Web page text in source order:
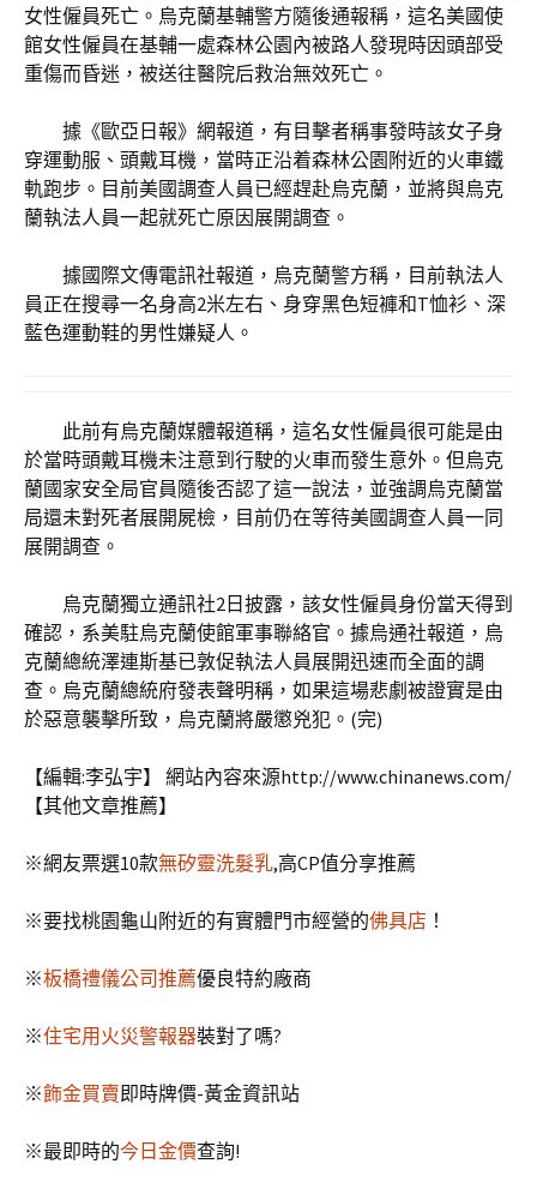
女性僱員死亡。烏克蘭基輔警方隨後通報稱，這名美國使
館女性僱員在基輔一處森林公園內被路人發現時因頭部受
重傷而昏迷，被送往醫院后救治無效死亡。
據《歐亞日報》網報道，有目擊者稱事發時該女子身
穿運動服、頭戴耳機，當時正沿着森林公園附近的火車鐵
軌跑步。目前美國調查人員已經趕赴烏克蘭，並將與烏克
蘭執法人員一起就死亡原因展開調查。
據國際文傳電訊社報道，烏克蘭警方稱，目前執法人
員正在搜尋一名身高2米左右、身穿黑色短褲和T恤衫、深
藍色運動鞋的男性嫌疑人。
此前有烏克蘭媒體報道稱，這名女性僱員很可能是由
於當時頭戴耳機未注意到行駛的火車而發生意外。但烏克
蘭國家安全局官員隨後否認了這一說法，並強調烏克蘭當
局還未對死者展開屍檢，目前仍在等待美國調查人員一同
展開調查。
烏克蘭獨立通訊社2日披露，該女性僱員身份當天得到
確認，系美駐烏克蘭使館軍事聯絡官。據烏通社報道，烏
克蘭總統澤連斯基已敦促執法人員展開迅速而全面的調
查。烏克蘭總統府發表聲明稱，如果這場悲劇被證實是由
於惡意襲擊所致，烏克蘭將嚴懲兇犯。(完)
【編輯:李弘宇】 網站內容來源http://www.chinanews.com/
【其他文章推薦】
※網友票選10款無矽靈洗髮乳,高CP值分享推薦
※要找桃園龜山附近的有實體門市經營的佛具店 ！
※板橋禮儀公司推薦優良特約廠商
※住宅用火災警報器裝對了嗎?
※飾金買賣即時牌價-黃金資訊站
※最即時的今日金價查詢!